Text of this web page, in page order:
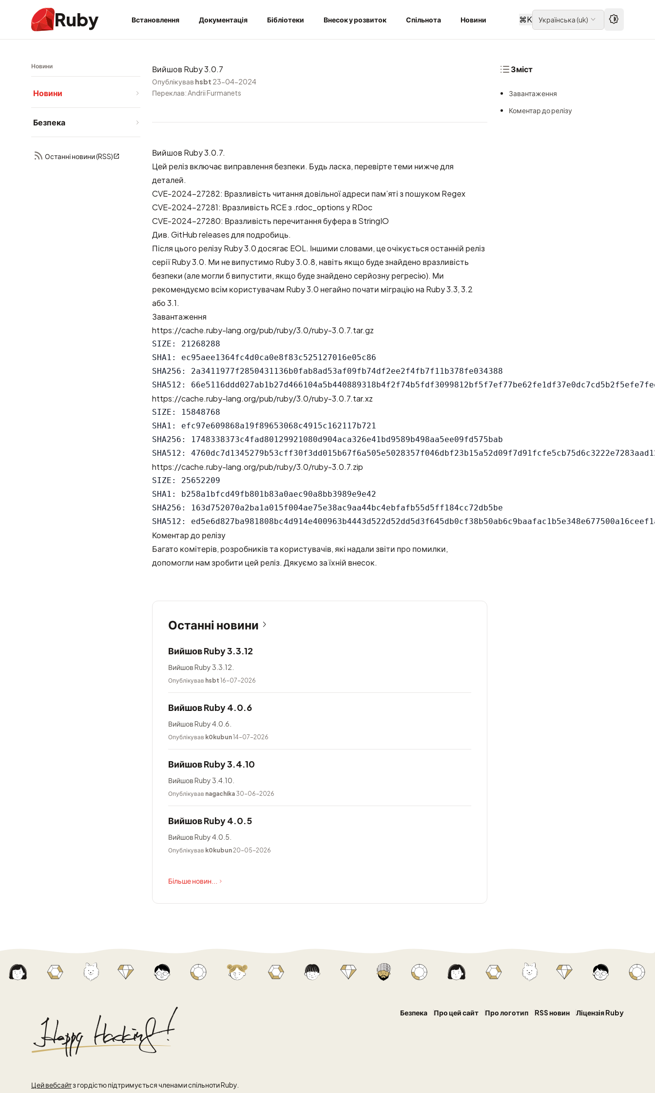
Ruby Встановлення Документація Бібліотеки Внесок у розвиток Спільнота Новини ⌘K Українська(uk)
Новини
Новини
Безпека
Останні новини (RSS)
Вийшов Ruby 3.0.7
Опублікував hsbt 23-04-2024
Переклав: Andrii Furmanets
Вийшов Ruby 3.0.7.
Цей реліз включає виправлення безпеки. Будь ласка, перевірте теми нижче для
деталей.
CVE-2024-27282: Вразливість читання довільної адреси пам’яті з пошуком Regex
CVE-2024-27281: Вразливість RCE з .rdoc_options у RDoc
CVE-2024-27280: Вразливість перечитання буфера в StringIO
Див. GitHub releasesдля подробиць.
Після цього релізу Ruby 3.0 досягає EOL. Іншими словами, це очікується останній реліз
серії Ruby 3.0. Ми не випустимо Ruby 3.0.8, навіть якщо буде знайдено вразливість
безпеки (але могли б випустити, якщо буде знайдено серйозну регресію). Ми
рекомендуємо всім користувачам Ruby 3.0 негайно почати міграцію на Ruby 3.3, 3.2
або 3.1.
Завантаження
https://cache.ruby-lang.org/pub/ruby/3.0/ruby-3.0.7.tar.gz
SIZE: 21268288
SHA1: ec95aee1364fc4d0ca0e8f83c525127016e05c86
SHA256: 2a3411977f2850431136b0fab8ad53af09fb74df2ee2f4fb7f11b378fe034388
https://cache.ruby-lang.org/pub/ruby/3.0/ruby-3.0.7.tar.xz
SIZE: 15848768
SHA1: efc97e609868a19f89653068c4915c162117b721
SHA256: 1748338373c4fad80129921080d904aca326e41bd9589b498aa5ee09fd575bab
https://cache.ruby-lang.org/pub/ruby/3.0/ruby-3.0.7.zip
SIZE: 25652209
SHA1: b258a1bfcd49fb801b83a0aec90a8bb3989e9e42
SHA256: 163d752070a2ba1a015f004ae75e38ac9aa44bc4ebfafb55d5ff184cc72db5be
Коментар до релізу
Багато комітерів, розробників та користувачів, які надали звіти про помилки,
допомогли нам зробити цей реліз. Дякуємо за їхній внесок.
Останні новини
Вийшов Ruby 3.3.12
Вийшов Ruby 3.3.12.
Опублікував hsbt 16-07-2026
Вийшов Ruby 4.0.6
Вийшов Ruby 4.0.6.
Опублікував k0kubun14-07-2026
Вийшов Ruby 3.4.10
Вийшов Ruby 3.4.10.
Опублікував nagachika 30-06-2026
Вийшов Ruby 4.0.5
Вийшов Ruby 4.0.5.
Опублікував k0kubun20-05-2026
Більше новин...
Зміст
Завантаження
Коментар до релізу
Безпека Про цей сайт Про логотип RSS новин Ліцензія Ruby
Цей вебсайтз гордістю підтримується членами спільноти Ruby.